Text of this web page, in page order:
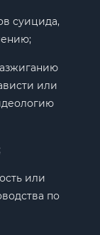
суицида,
или
или
по